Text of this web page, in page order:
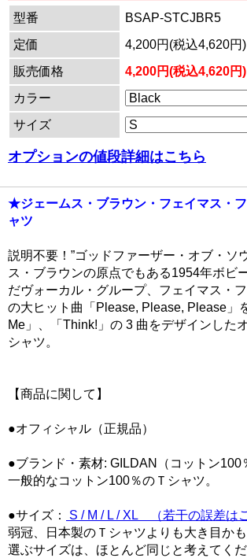
型番
BSAP-STCJBR5
定価
4,200円(税込4,620円)
販売価格
4,200円(税込4,620円)
カラー
サイズ
オプションの値段詳細はこちら
★ジェームス・ブラウン・フェイマス・
ャツ
説明不要！”ゴッドファーザー・オブ・ソ
ス・ブラウンの原点でもある1954年ボビ
だヴォーカル・グループ、フェイマス・
の大ヒット曲「Please, Please, Please」
Me」、「Think!」の 3 曲をデザインした
シャツ。
【商品に関して】
●オフィシャル（正規品）
●ブランド・素材: GILDAN（コットン100
一般的なコットン100％のＴシャツ。
●サイズ：
S / M / L / XL （若干の誤差は
弱冠、日本製のＴシャツよりも大き目かも
選ぶサイズは、ほとんど同じと考えてく